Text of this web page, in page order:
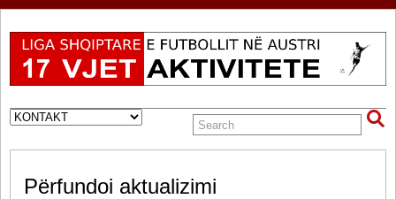
Përfundoi aktualizimi